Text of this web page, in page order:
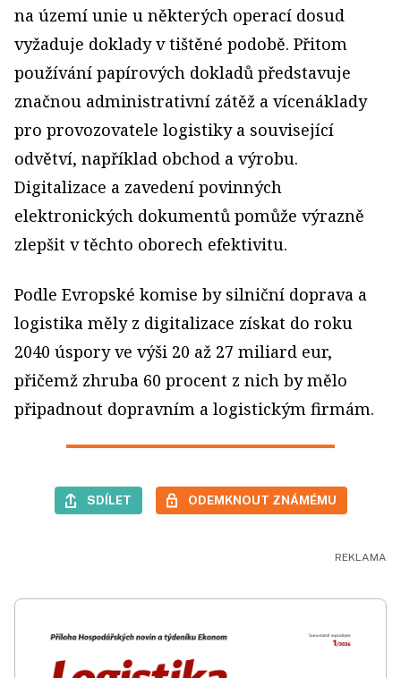
na území unie u některých operací dosud
vyžaduje doklady v tištěné podobě. Přitom
používání papírových dokladů představuje
značnou administrativní zátěž a vícenáklady
pro provozovatele logistiky a související
odvětví, například obchod a výrobu.
Digitalizace a zavedení povinných
elektronických dokumentů pomůže výrazně
zlepšit v těchto oborech efektivitu.
Podle Evropské komise by silniční doprava a
logistika měly z digitalizace získat do roku
2040 úspory ve výši 20 až 27 miliard eur,
přičemž zhruba 60 procent z nich by mělo
připadnout dopravním a logistickým firmám.
SDÍLET ODEMKNOUT ZNÁMÉMU